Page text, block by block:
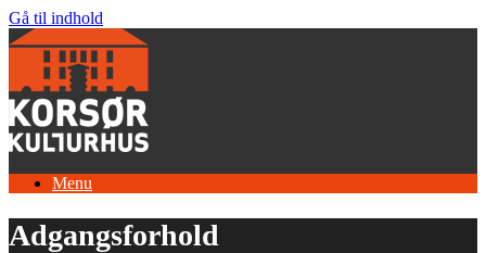
Gå til indhold
Menu
Adgangsforhold